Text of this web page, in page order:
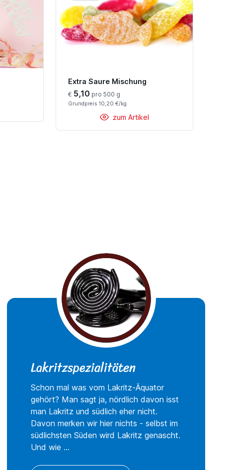
Extra Saure Mischung
€ 5,10 pro 500 g
Grundpreis 10,20 €/kg
zum Artikel
Lakritzspezialitäten
Schon mal was vom Lakritz-Äquator
gehört? Man sagt ja, nördlich davon isst
man Lakritz und südlich eher nicht.
Davon merken wir hier nichts - selbst im
südlichsten Süden wird Lakritz genascht.
Und wie ...